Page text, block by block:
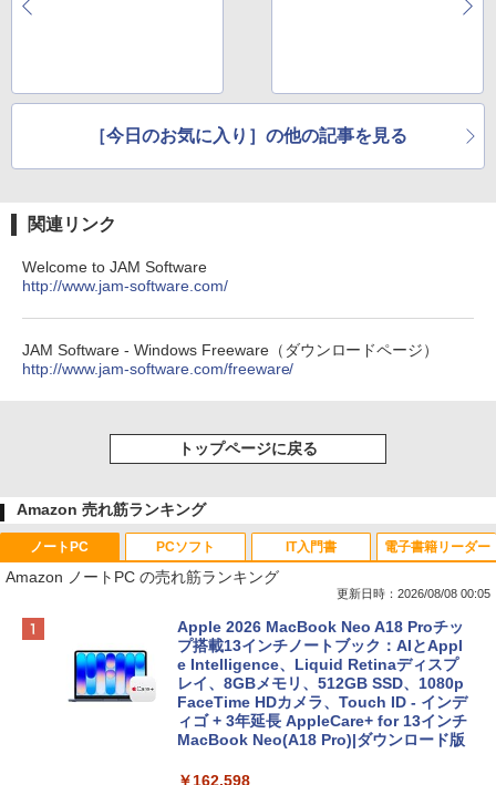
［今日のお気に入り］の他の記事を見る
関連リンク
Welcome to JAM Software
http://www.jam-software.com/
JAM Software - Windows Freeware（ダウンロードページ）
http://www.jam-software.com/freeware/
トップページに戻る
Amazon 売れ筋ランキング
ノートPC
Amazon ノートPC の売れ筋ランキング
更新日時：2026/08/08 00:05
Apple 2026 MacBook Neo A18 Proチッ
プ搭載13インチノートブック：AIとAppl
e Intelligence、Liquid Retinaディスプ
レイ、8GBメモリ、512GB SSD、1080p
FaceTime HDカメラ、Touch ID - インデ
ィゴ + 3年延長 AppleCare+ for 13インチ
MacBook Neo(A18 Pro)|ダウンロード版
￥162,598
PCソフト IT入門書 電子書籍リーダー